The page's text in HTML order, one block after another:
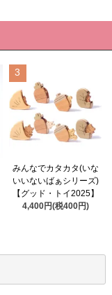
3
みんなでカタカタ(いな
いいないばぁシリーズ)
【グッド・トイ2025】
4,400円(税400円)